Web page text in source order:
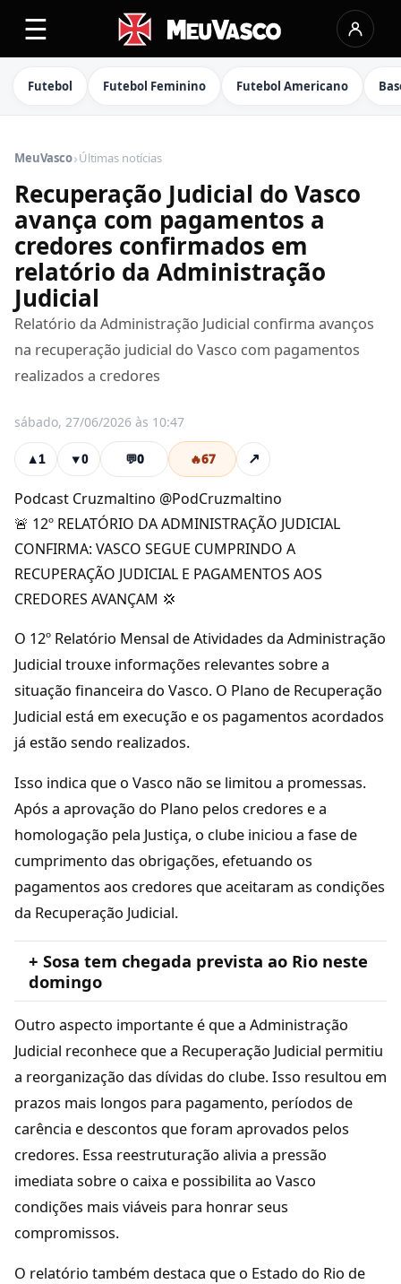
☰
Futebol Futebol Feminino Futebol Americano
MeuVasco›Últimas notícias
Recuperação Judicial do Vasco
avança com pagamentos a
credores confirmados em
relatório da Administração
Judicial
Relatório da Administração Judicial confirma avanços
na recuperação judicial do Vasco com pagamentos
realizados a credores
sábado, 27/06/2026 às 10:47
▲1 ▼0 💬0 🔥67 ↗
Podcast Cruzmaltino @PodCruzmaltino
🚨 12º RELATÓRIO DA ADMINISTRAÇÃO JUDICIAL
CONFIRMA: VASCO SEGUE CUMPRINDO A
RECUPERAÇÃO JUDICIAL E PAGAMENTOS AOS
CREDORES AVANÇAM 💢
O 12º Relatório Mensal de Atividades da Administração
Judicial trouxe informações relevantes sobre a
situação financeira do Vasco. O Plano de Recuperação
Judicial está em execução e os pagamentos acordados
já estão sendo realizados.
Isso indica que o Vasco não se limitou a promessas.
Após a aprovação do Plano pelos credores e a
homologação pela Justiça, o clube iniciou a fase de
cumprimento das obrigações, efetuando os
pagamentos aos credores que aceitaram as condições
da Recuperação Judicial.
+ Sosa tem chegada prevista ao Rio neste
domingo
Outro aspecto importante é que a Administração
Judicial reconhece que a Recuperação Judicial permitiu
a reorganização das dívidas do clube. Isso resultou em
prazos mais longos para pagamento, períodos de
carência e descontos que foram aprovados pelos
credores. Essa reestruturação alivia a pressão
imediata sobre o caixa e possibilita ao Vasco
condições mais viáveis para honrar seus
compromissos.
O relatório também destaca que o Estado do Rio de